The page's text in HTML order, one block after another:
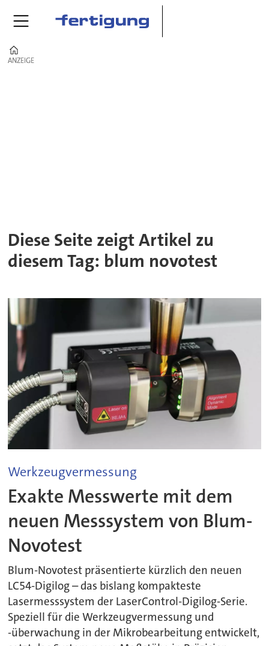
ANZEIGE
ANZEIGE
Diese Seite zeigt Artikel zu
diesem Tag: blum novotest
Werkzeugvermessung
Exakte Messwerte mit dem
neuen Messsystem von Blum-
Novotest
Blum-Novotest präsentierte kürzlich den neuen
LC54-Digilog – das bislang kompakteste
Lasermesssystem der LaserControl-Digilog-Serie.
Speziell für die Werkzeugvermessung und
-überwachung in der Mikrobearbeitung entwickelt,